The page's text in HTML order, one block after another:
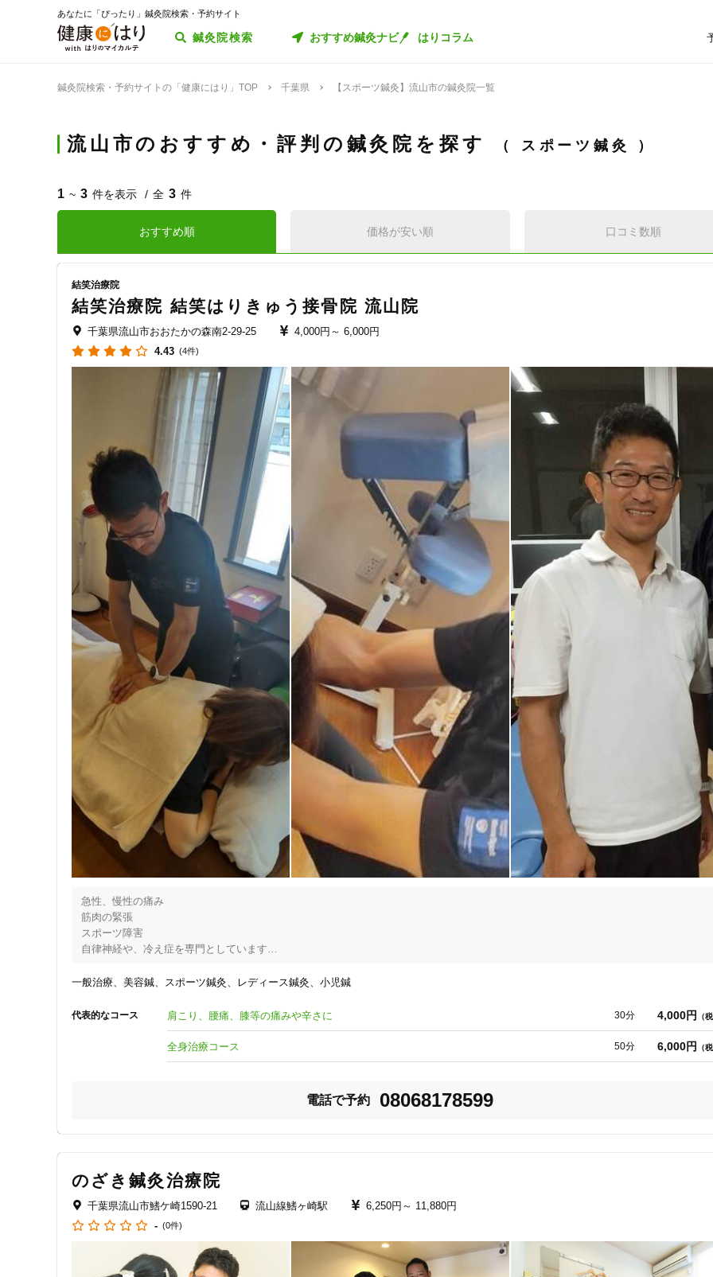
あなたに「ぴったり」鍼灸院検索・予約サイト
鍼灸院検索 おすすめ鍼灸ナビ はりコラム
鍼灸院検索・予約サイトの「健康にはり」TOP 千葉県 【スポーツ鍼灸】流山市の鍼灸院一覧
流山市のおすすめ・評判の鍼灸院を探す スポーツ鍼灸
1 ~ 3 件を表示 全 3 件
おすすめ順 価格が安い順 口コミ数順
結笑治療院
結笑治療院 結笑はりきゅう接骨院 流山院
千葉県流山市おおたかの森南2-29-25 4,000円～ 6,000円
4.43 (4件)
急性、慢性の痛み
筋肉の緊張
スポーツ障害
自律神経や、冷え症を専門としています
ダイエット、顔のエステ、顔の鍼
全身の筋肉、関節、骨格を調整し、バランスを整えることで、様々な不定愁訴を改善いたします
急性のけがは保険診療いたします
全身の調整は自費になります
一般治療 美容鍼 スポーツ鍼灸 レディース鍼灸 小児鍼
代表的なコース 肩こり、腰痛、膝等の痛みや辛さに 30分 4,000円 （
全身治療コース 50分 6,000円 （
電話で予約 08068178599
のざき鍼灸治療院
千葉県流山市鰭ケ崎1590-21 流山線鰭ヶ崎駅 6,250円～ 11,880円
- (0件)